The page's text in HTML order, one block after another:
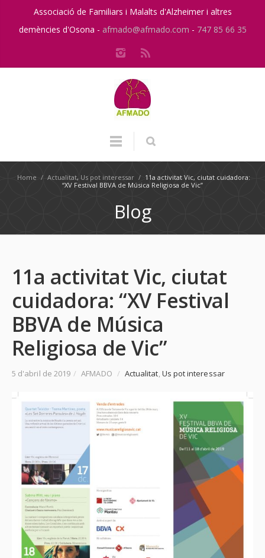
Associació de Familiars i Malalts d'Alzheimer i altres
demències d'Osona - afmado@afmado.com - 747 85 66 35
Home / Actualitat, Us pot interessar / 11a activitat Vic, ciutat cuidadora:
“XV Festival BBVA de Música Religiosa de Vic”
Blog
11a activitat Vic, ciutat
cuidadora: “XV Festival
BBVA de Música
Religiosa de Vic”
5 d'abril de 2019 / AFMADO / Actualitat,Us pot interessar